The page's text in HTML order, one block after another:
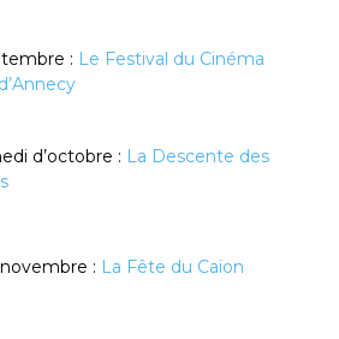
: Le Festival du Cinéma
d’octobre : La Descente des
: La Fête du Caïon